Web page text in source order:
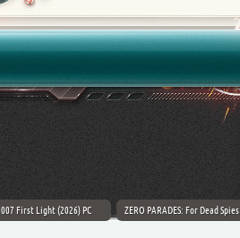
007 First Light (2026) PC
ZERO PARADES: For Dead Spies